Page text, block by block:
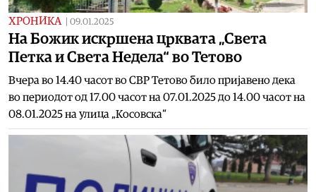
ХРОНИКА 09.01.2025
На Божик искршена црквата „Света
Петка и Света Недела“ во Тетово
Вчера во 14.40 часот во СВР Тетово било пријавено дека
во периодот од 17.00 часот на 07.01.2025 до 14.00 часот на
08.01.2025 на улица „Косовска“